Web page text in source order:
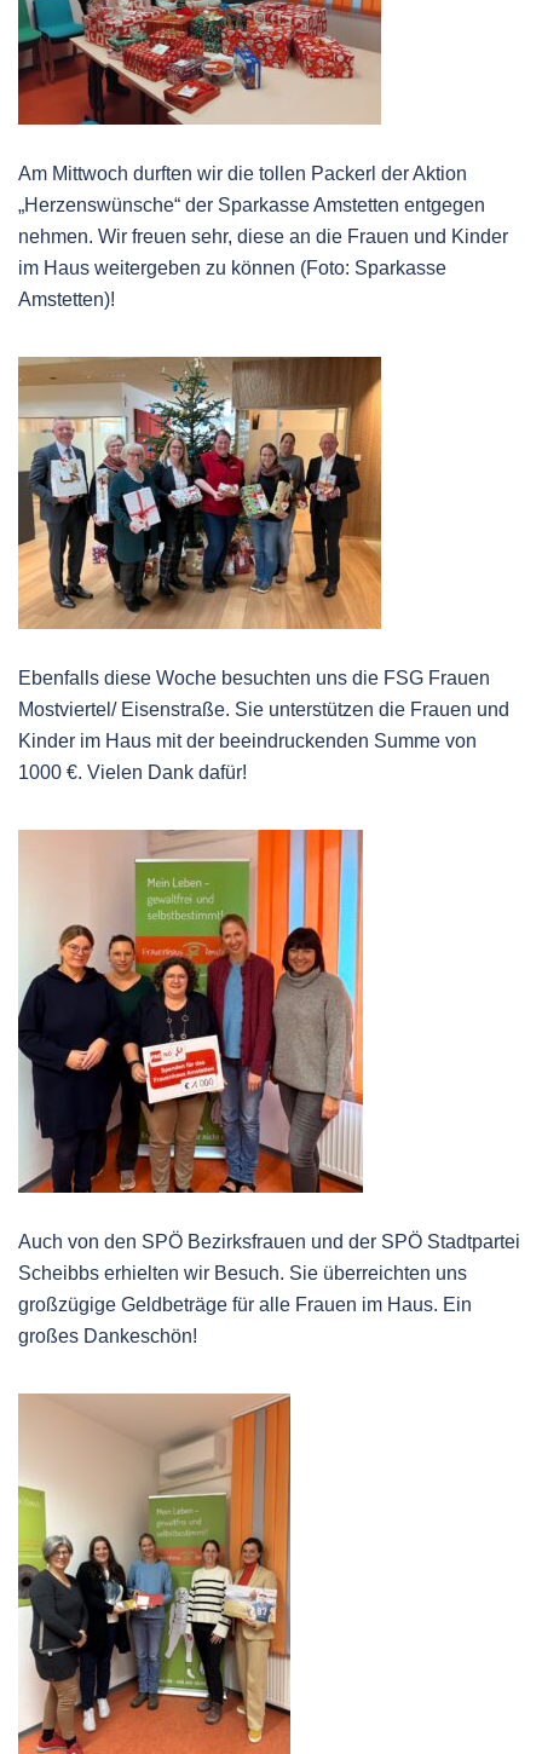
Am Mittwoch durften wir die tollen Packerl der Aktion
„Herzenswünsche“ der Sparkasse Amstetten entgegen
nehmen. Wir freuen sehr, diese an die Frauen und Kinder
im Haus weitergeben zu können (Foto: Sparkasse
Amstetten)!
Ebenfalls diese Woche besuchten uns die FSG Frauen
Mostviertel/ Eisenstraße. Sie unterstützen die Frauen und
Kinder im Haus mit der beeindruckenden Summe von
1000 €. Vielen Dank dafür!
Auch von den SPÖ Bezirksfrauen und der SPÖ Stadtpartei
Scheibbs erhielten wir Besuch. Sie überreichten uns
großzügige Geldbeträge für alle Frauen im Haus. Ein
großes Dankeschön!